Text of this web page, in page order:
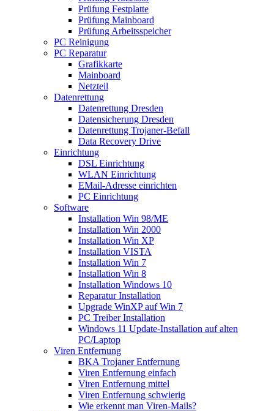
Prüfung Festplatte
Prüfung Mainboard
Prüfung Arbeitsspeicher
PC Reinigung
PC Reparatur
Grafikkarte
Mainboard
Netzteil
Datenrettung
Datenrettung Dresden
Datensicherung Dresden
Datenrettung Trojaner-Befall
Data Recovery Drive
Einrichtung
DSL Einrichtung
WLAN Einrichtung
EMail-Adresse einrichten
PC Einrichtung
Software
Installation Win 98/ME
Installation Win 2000
Installation Win XP
Installation VISTA
Installation Win 7
Installation Win 8
Installation Windows 10
Reparatur Installation
Upgrade WinXP auf Win 7
PC Treiber Installation
Windows 11 Update-Installation auf alten
PC/Laptop
Viren Entfernung
BKA Trojaner Entfernung
Viren Entfernung einfach
Viren Entfernung mittel
Viren Entfernung schwierig
Wie erkennt man Viren-Mails?